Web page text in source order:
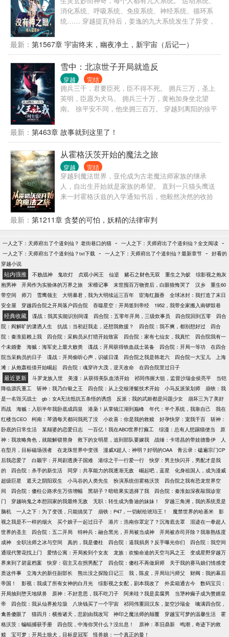
消化系统、呼吸系统、免疫系统、神经系统、循环系
统…… 穿越提瓦特后，姜逸的九大系统发生了异变，
化。 饕鬄般的消化力、天生的战斗者、过目不忘的超
强思维、百毒不侵的体质、免疫元素的身躯…… “这就
是我的金手指？”他思考片刻，“当个十年的饭桶，每时
每刻都在吃饭，获得的能量也不够我比肩神明呀！” 于
是，他低头看向了提瓦特的地脉，舔了舔嘴唇。 “你
好，我要当世界树，坐地吃土。” 以炼金术改造自身，
以人体系统嫁接地脉枝丫，获得概念化人体世界树，
和草神攀亲戚。 接着，他看向绝云间。 “我还想修个
魂魄显化，帝君是我祖师。 他又看了看手中的剑，自
己身上的风神赐福，水之加护…… “我要当九十九级剑
道圣人，地火水风，通天剑阵起！” 一道道元素之光照
耀世界，元素反应宛如混沌开辟。 没有神之眼的他，
努力三年，比肩神明。 一步步向着永恒前进。 “天
理，彼可取而代之！” 遥望天钉落下，他持剑而上。
就像那原初之人一般再造世界
最新： 第1567章 宇宙终末，幽夜净土，新宇宙（后记一）
雪中：北凉世子开局就造反
穿越 完结
拥兵三千，君要臣死，臣不得不死。 拥兵三万，圣上
英明，臣愿为犬马。 拥兵三十万，黄袍加身坐北望
南。 徐平安不同，他坐拥三百万。 穿越到离阳的徐平
显着，镇守北凉，压得北莽大军不敢南下，但离阳赵
家天子猜忌和掣肘北凉，就连北凉粮草都要克扣，甚
至还让徐平安前往太安城做个驸马。 在这之前，害死
自己母亲。 杀母之仇，不共戴天！ 此仇不报，人神共
戮！ 恰逢此时，系统降临，开局奖励三百万大军。 坐
拥三百万，徐平安决定反了。 本来就是我老子打下的
江山，赵家天子算个屁。
最新： 第463章 故事就到这里了！
从霍格沃茨开始的魔法之旅
穿越 完结
穿越到魔法世界，亚伦成为古老魔法师家族的继承
人，自出生开始就是家族的希望。 直到一只猫头鹰送
来一封霍格沃兹的入学通知书后，他毅然决然的收拾
BOSS伏地魔挂了就可以高枕无忧了，但他渐渐的发现
这个世界并不是他想的那么简单......
最新： 第1211章 贪婪的可怕，妖精的法律审判
一人之下：天师府出了个道剑仙？ 老街巷口的猫 - 一人之下：天师府出了个道剑仙？全文阅读 -
一人之下：天师府出了个道剑仙？txt下载 - 一人之下：天师府出了个道剑仙？最新章节 - 好看的
穿越小说
站内强推 不败战神 鬼吹灯 贞观小闲王 仙逆 赌石之财色无双 重生之为蚁
综影视之炮灰
抱男神
开局作为实验体的万界之旅 宋檀记事 末世囤百万物资后，白眼狼悔哭了 汉乡
重生60
带空间
师刀 雪鹰领主 大明暴君，我为大明续运三百年 宦海红颜香
全球冰封：我打造了末日
安全屋
穿越四合院之开局落户四合院 吞噬星空：开局签到帝经 1952，我带全家搬入南锣鼓巷
经典收藏 谍战：我其实能识别间谍 四合院：五零年开局，三级炊事员 四合院回到五零
四合
院：阎解旷的潇洒人生
抗战：当初赶我走，还想我救援？ 四合院：我不爽，都别想好过
四合
院：秦淮茹赖上我
四合院：采购员从打猎开始致富 四合院：家有七仙女，我真忙
四合院我有一
个未婚妻
海贼：海军史上最大败类 谍战：开局获得铁血战士装备 四合院：开局一等功
在四合
院当采购员的日子
谍战：开局偷听心声，识破日谍 四合院之我是韩老六 四合院一大宝儿
上海
滩：从炮轰租借开始崛起
四合院：魂穿许大茂，逆天改命 在四合院里过日子
最近更新 斗罗龙族入世 美漫：从获得美队血清开始 祁同伟握大狙，监督沙瑞金侯亮平
当铠
降临源氏重工
斩神：我乃白银之王 四合院：从上交核潜艇技术开始 小马反派策划师
崩铁：我
是一名毁灭战士
gb：女A无法抵抗五条悟的诱惑 反派：我的武姬都是问题少女
崩坏三为了美好
而战
海贼：入职半年我卧底成四皇 港枭！从掌镜江湖到巅峰 年代：半个系统，我靠自己
我在
红楼当CEO
柯南：琴酒每天都问我死了没 小欢喜：你是我的救赎 好孕快穿：宠我千百
斩神：
卧底的日常生活
某颠婆的恋爱日志 一百亿！我在ABO世界打癫工 综漫：总有人想踢猫便当
原
神：我攻略角色，就能解锁替身
救下的女明星，追到部队要嫁我 战锤：卡塔昌的带娃德鲁伊
人
在型月，目标磁场强者
在龙珠世界中变强 漫威X超人：神明？好弱的OAA
青云录：磕遍宗门CP
后我恋爱了
白颖宇：开局剧透庚子国难 港综之干一行爱一行
快穿：男主快闪开，男配才是我
的
四合院：杀手的新生活 同穿：共享能力的我逐渐无敌 崛起吧，蓝星
化身祖国人，成为漫威
超级巨星
遮天之阴阳双生 小马谷的人类先生 扮演系统但霍格沃茨
四合院之我有恐龙世界空
间
四合院：傻柱公路求生万倍增幅 黑胡子？暗暗果实选择了我
四合院：秦淮如深夜敲我诊室
门
穿越响鬼之本想回家的我最终无敌 无职：转生成为鲁迪的妹妹！
穿越三角洲，我的系统竟是
脑机
一人之下：为了变强，只能搞笑了 崩铁：P47，一切献给琥珀王！ 魔禁世界的哈基米
影
视之我是不一样的烟火
买个娘子一起过日子 港片：浩南你罩定了？沉海底去罩
混迹在一拳超人
世界的圣主
四合院：五二开局 特种兵：融合黑光，开局被当成神
开局被赤司开除？我靠熟练度
成神
全职法师之冰与空间 真的，我是傻柱 四合院：逼我捐房？反手曝光你们
四合院：我空间
通现代警花找上门
爱情公寓：开局捡到个女友 龙族：欢愉命途的天空与风之王
变成星野穿越万
界来到了碧蓝档案
快穿：宿主又在拐男配了 四合院：傻柱不再做厨师
关于我的赛马娘们情感变
质这件事
立海大的新任副部长 熊出没之探险日记三 我，陈皮，开局玷污师父
财阀：我的幕后
帝国！
影视：我成了所有女神的白月光 综影视之女配，剧本我改了 外卖箱通古今
数码宝贝：
开局抽到堕天地狱兽
原神：不好意思，我不吃刀子 阿来哇？我是卖腐男
当犟种癫子成为赘婿皇
帝
四合院：我从仙界捡垃圾 八块钱买了一个宇宙 祁同伟重回汉东，架空沙瑞金
噙满四合院，
禽兽傻眼了
猫四月：横推诸天，悲剧由我改写 神印之魔法师的颠覆 穿越宝可梦的温馨生活
霍
格沃茨：蝙蝠捕获手册
四合院，中海你哭什么？没出息！ 原神：革旧鼎新
鸣潮，奇迹下的救
赎
宝可梦：开局土狼犬，目标是冠军 怪兽娘：一个真正的曼！